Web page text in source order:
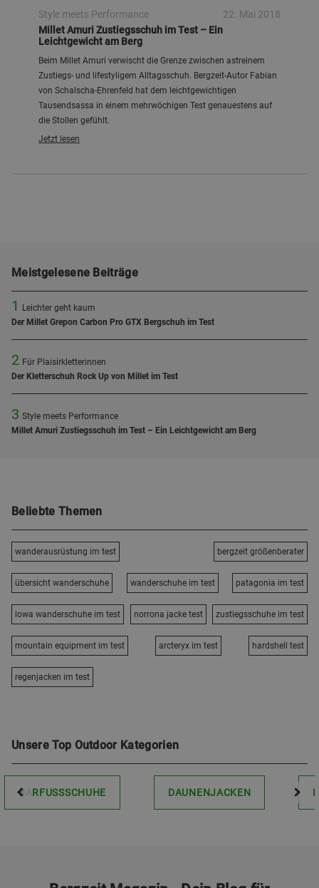
Style meets Performance
22. Mai 2018
Millet Amuri Zustiegsschuh im Test – Ein
Leichtgewicht am Berg
Beim Millet Amuri verwischt die Grenze zwischen astreinem
Zustiegs- und lifestyligem Alltagsschuh. Bergzeit-Autor Fabian
von Schalscha-Ehrenfeld hat dem leichtgewichtigen
Tausendsassa in einem mehrwöchigen Test genauestens auf
die Stollen gefühlt.
Jetzt lesen
Meistgelesene Beiträge
1
Leichter geht kaum
Der Millet Grepon Carbon Pro GTX Bergschuh im Test
2 Für Plaisirkletterinnen
Der Kletterschuh Rock Up von Millet im Test
3 Style meets Performance
Millet Amuri Zustiegsschuh im Test – Ein Leichtgewicht am Berg
Beliebte Themen
wanderausrüstung im test bergzeit größenberater
übersicht wanderschuhe wanderschuhe im test patagonia im test
lowa wanderschuhe im test norrona jacke test zustiegsschuhe im test
mountain equipment im test arcteryx im test hardshell test
regenjacken im test
Unsere Top Outdoor Kategorien
BARFUSSSCHUHE DAUNENJACKEN